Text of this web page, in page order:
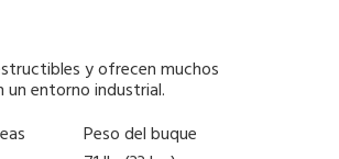
y ofrecen muchos
entorno industrial.
Peso del buque